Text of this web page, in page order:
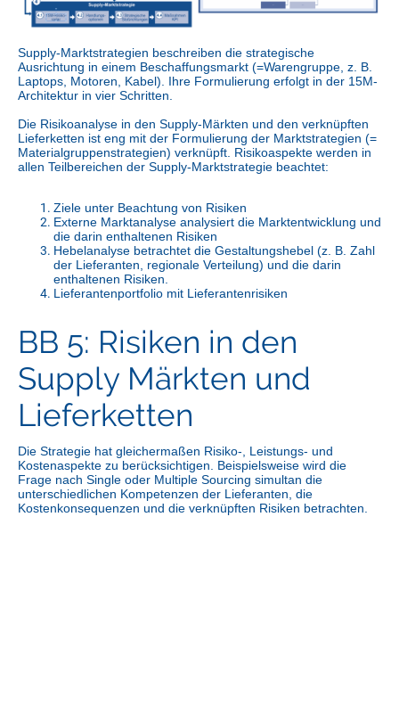
Supply-Marktstrategien beschreiben die strategische
Ausrichtung in einem Beschaffungsmarkt (=Warengruppe, z. B.
Laptops, Motoren, Kabel). Ihre Formulierung erfolgt in der 15M-
Architektur in vier Schritten.
Die Risikoanalyse in den Supply-Märkten und den verknüpften
Lieferketten ist eng mit der Formulierung der Marktstrategien (=
Materialgruppenstrategien) verknüpft. Risikoaspekte werden in
allen Teilbereichen der Supply-Marktstrategie beachtet:
Ziele unter Beachtung von Risiken
Externe Marktanalyse analysiert die Marktentwicklung und
die darin enthaltenen Risiken
Hebelanalyse betrachtet die Gestaltungshebel (z. B. Zahl
der Lieferanten, regionale Verteilung) und die darin
enthaltenen Risiken.
Lieferantenportfolio mit Lieferantenrisiken
BB 5: Risiken in den
Supply Märkten und
Lieferketten
Die Strategie hat gleichermaßen Risiko-, Leistungs- und
Kostenaspekte zu berücksichtigen. Beispielsweise wird die
Frage nach Single oder Multiple Sourcing simultan die
unterschiedlichen Kompetenzen der Lieferanten, die
Kostenkonsequenzen und die verknüpften Risiken betrachten.